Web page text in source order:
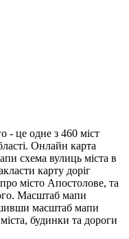
- це одне з 460 міст
Онлайн карта
схема вулиць міста в
карту доріг
місто Апостолове, та
Масштаб мапи
масштаб мапи
будинки та дороги